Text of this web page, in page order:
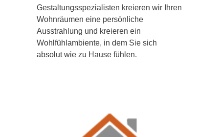
Gestaltungsspezialisten kreieren wir Ihren
Wohnräumen eine persönliche
Ausstrahlung und kreieren ein
Wohlfühlambiente, in dem Sie sich
absolut wie zu Hause fühlen.